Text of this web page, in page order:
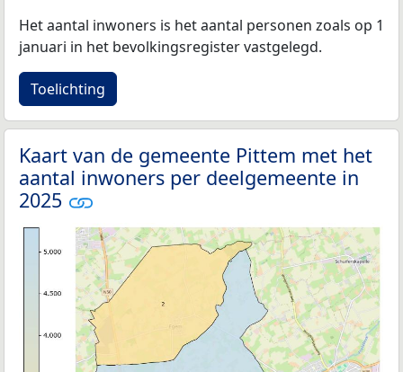
Het aantal inwoners is het aantal personen zoals op 1
januari in het bevolkingsregister vastgelegd.
Toelichting
Kaart van de gemeente Pittem met het
aantal inwoners per deelgemeente in
2025